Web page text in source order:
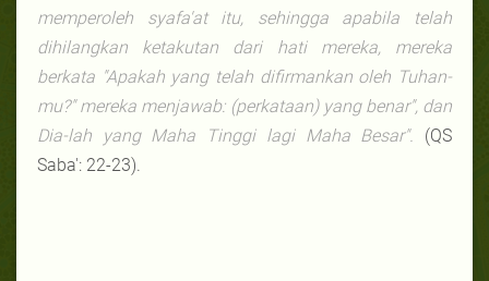
memperoleh syafa'at itu, sehingga apabila telah
dihilangkan ketakutan dari hati mereka, mereka
berkata "Apakah yang telah difirmankan oleh Tuhan-
mu?" mereka menjawab: (perkataan) yang benar", dan
Dia-lah yang Maha Tinggi lagi Maha Besar". (QS
Saba': 22-23).